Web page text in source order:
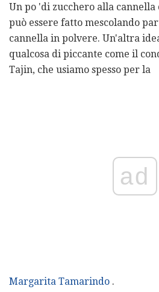
Un po 'di zucchero alla cannella
può essere fatto mescolando
cannella in polvere. Un'altra
qualcosa di piccante come il
Tajin, che usiamo spesso per la
ad
Margarita Tamarindo .